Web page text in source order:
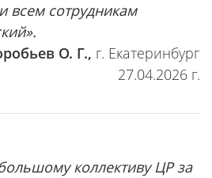
всем сотрудникам
О. Г., г. Екатеринбург
27.04.2026 г.
коллективу ЦР за